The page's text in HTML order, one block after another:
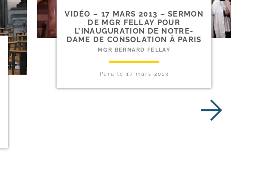
VIDÉO – 17 MARS 2013 – SERMON
DE MGR FELLAY POUR
L’INAUGURATION DE NOTRE-​
DAME DE CONSOLATION À PARIS
MGR BERNARD FELLAY
Paru le 17 mars 2013